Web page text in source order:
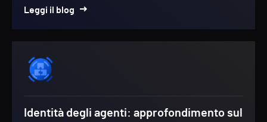
Leggi il blog
Identità degli agenti: approfondimento sul